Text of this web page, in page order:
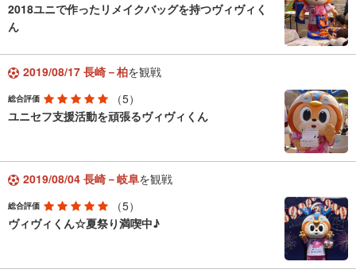
2018ユニで作ったリメイクバッグを持つヴィヴィく
ん
2019/08/17 長崎－柏を観戦
総合評価
（5）
ユニセフ支援活動を頑張るヴィヴィくん
2019/08/04 長崎－岐阜を観戦
総合評価
（5）
ヴィヴィくん☆夏祭り満喫中♪